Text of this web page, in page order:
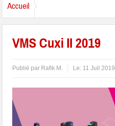
Accueil
VMS Cuxi II 2019
Publié par Rafik M. Le: 11 Juil 2019